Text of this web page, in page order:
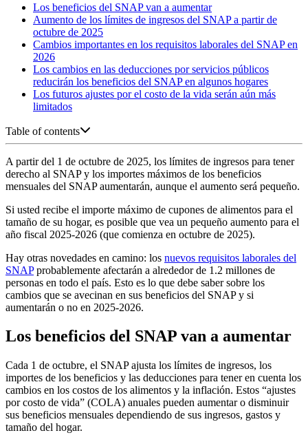
Los beneficios del SNAP van a aumentar
Aumento de los límites de ingresos del SNAP a partir de
octubre de 2025
Cambios importantes en los requisitos laborales del SNAP en
2026
Los cambios en las deducciones por servicios públicos
reducirán los beneficios del SNAP en algunos hogares
Los futuros ajustes por el costo de la vida serán aún más
limitados
Table of contents
A partir del 1 de octubre de 2025, los límites de ingresos para tener
derecho al SNAP y los importes máximos de los beneficios
mensuales del SNAP aumentarán, aunque el aumento será pequeño.
Si usted recibe el importe máximo de cupones de alimentos para el
tamaño de su hogar, es posible que vea un pequeño aumento para el
año fiscal 2025-2026 (que comienza en octubre de 2025).
Hay otras novedades en camino: los nuevos requisitos laborales del
SNAPprobablemente afectarán a alrededor de 1.2 millones de
personas en todo el país. Esto es lo que debe saber sobre los
cambios que se avecinan en sus beneficios del SNAP y si
aumentarán o no en 2025-2026.
Los beneficios del SNAP van a aumentar
Cada 1 de octubre, el SNAP ajusta los límites de ingresos, los
importes de los beneficios y las deducciones para tener en cuenta los
cambios en los costos de los alimentos y la inflación. Estos “ajustes
por costo de vida” (COLA) anuales pueden aumentar o disminuir
sus beneficios mensuales dependiendo de sus ingresos, gastos y
tamaño del hogar.